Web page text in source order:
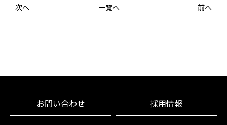
次へ 一覧へ 前へ
お問い合わせ 採用情報